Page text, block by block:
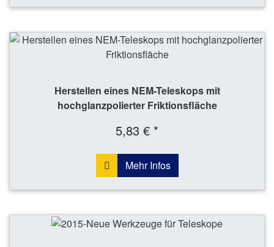
Herstellen eines NEM-Teleskops mit
hochglanzpolierter Friktionsfläche
5,83 € *
Mehr Infos